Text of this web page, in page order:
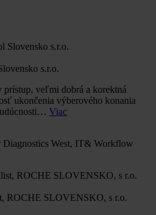
s.r.o.
veľmi dobrá a korektná
ukončenia výberového konania
Viac
Diagnostics West, IT& Workflow
ROCHE SLOVENSKO, s r.o.